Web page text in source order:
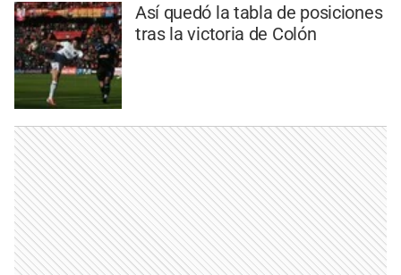
Así quedó la tabla de posiciones
tras la victoria de Colón